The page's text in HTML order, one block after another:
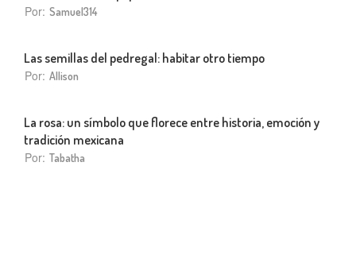
Por: Samuel314
Las semillas del pedregal: habitar otro tiempo
Por: Allison
La rosa: un símbolo que florece entre historia, emoción y
tradición mexicana
Por: Tabatha